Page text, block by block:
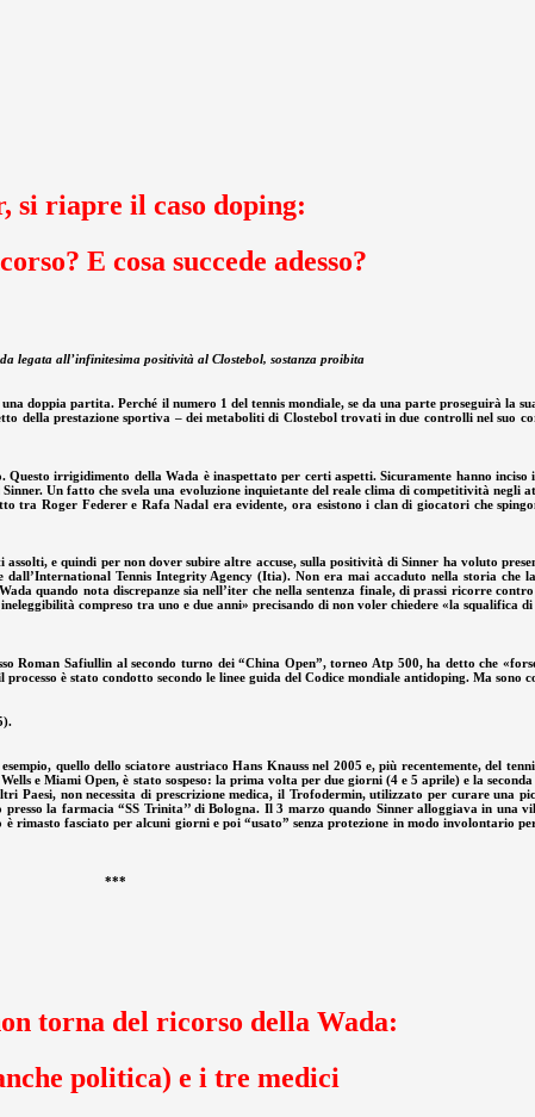
si riapre il caso doping:
E cosa succede adesso?
legata all’infinitesima positività al Clostebol, sostanza proibita
doppia partita. Perché il numero 1 del tennis mondiale, se da una parte proseguirà la
della prestazione sportiva – dei metaboliti di Clostebol trovati in due controlli nel suo
irrigidimento della Wada è inaspettato per certi aspetti. Sicuramente hanno
Un fatto che svela una evoluzione inquietante del reale clima di competitività
Roger Federer e Rafa Nadal era evidente, ora esistono i clan di giocatori che
e quindi per non dover subire altre accuse, sulla positività di Sinner ha voluto
Tennis Integrity Agency (Itia). Non era mai accaduto nella storia che
quando nota discrepanze sia nell’iter che nella sentenza finale, di prassi ricorre
compreso tra uno e due anni» precisando di non voler chiedere «la squalifica
Roman Safiullin al secondo turno dei “China Open”, torneo Atp 500, ha detto che
è stato condotto secondo le linee guida del Codice mondiale antidoping. Ma sono
quello dello sciatore austriaco Hans Knauss nel 2005 e, più recentemente, del
e Miami Open, è stato sospeso: la prima volta per due giorni (4 e 5 aprile) e la
Paesi, non necessita di prescrizione medica, il Trofodermin, utilizzato per curare
la farmacia “SS Trinita’’ di Bologna. Il 3 marzo quando Sinner alloggiava in una
fasciato per alcuni giorni e poi “usato” senza protezione in modo involontario
***
torna del ricorso della Wada:
politica) e i tre medici